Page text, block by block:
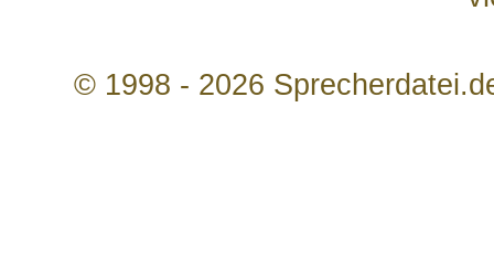
© 1998 - 2026